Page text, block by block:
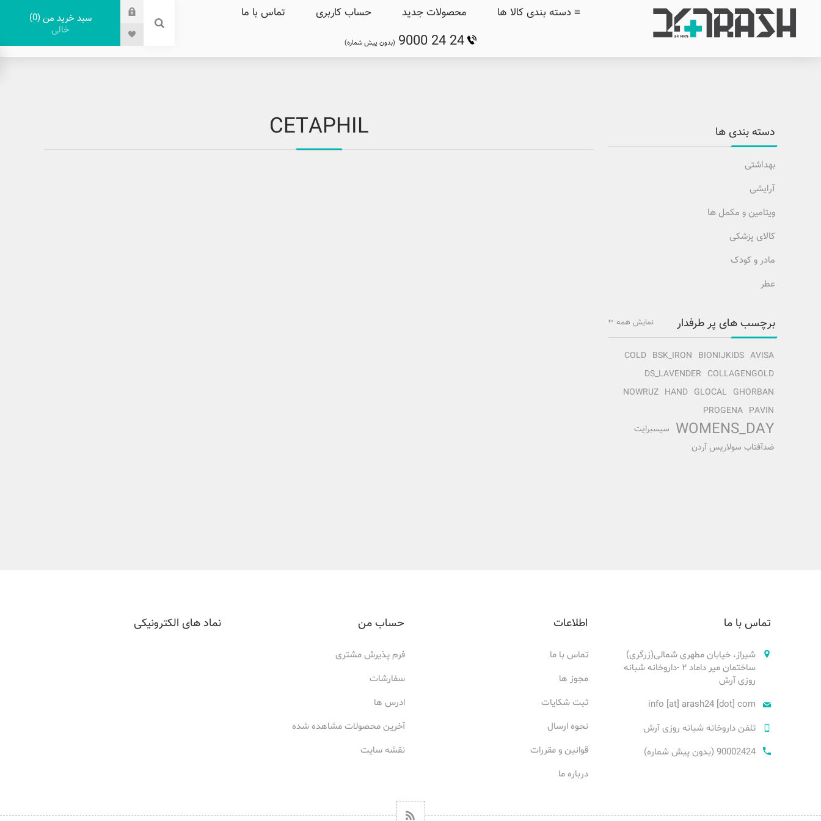
≡ دسته بندی کالا ها محصولات جدید حساب کاربری تماس با ما
9000 24 24 (بدون پیش شماره)
سبد خرید من 0
خالی
CETAPHIL دسته بندی ها
بهداشتی
آرایشی
ویتامین و مکمل ها
کالای پزشکی
مادر و کودک
عطر
برچسب های پر طرفدار
AVISA
BIONIJKIDS
BSK_IRON
COLD
COLLAGENGOLD
DS_LAVENDER
GHORBAN
GLOCAL
HAND
NOWRUZ
PAVIN
PROGENA
WOMENS_DAY سیسبرایت
ضدآفتاب سولاریس آردن
نمایش همه
تماس با ما
شیراز، خیابان مطهری شمالی(زرگری)
ساختمان میر داماد ۲ -داروخانه شبانه
روزی آرش
info [at] arash24 [dot] com
تلفن داروخانه شبانه روزی آرش
90002424 (بدون پیش شماره)
اطلاعات
تماس با ما
مجوز ها
ثبت شکایات
نحوه ارسال
قوانین و مقررات
درباره ما
حساب من
فرم پذیرش مشتری
سفارشات
ادرس ها
آخرین محصولات مشاهده شده
نقشه سایت
نماد های الکترونیکی